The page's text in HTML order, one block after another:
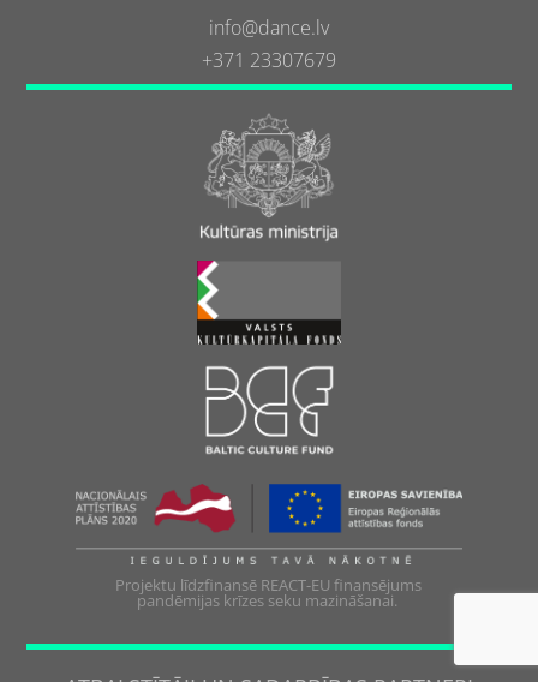
info@dance.lv
+371 23307679
Projektu līdzfinansē REACT-EU finansējums
pandēmijas krīzes seku mazināšanai.